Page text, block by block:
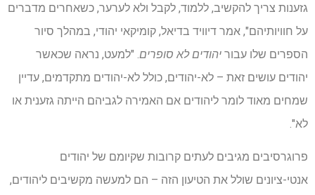
גזענות צריך להקשיב, ללמוד, לקבל ולא לערער, ​​כשאחרים מדברים
על חוויותיהם", אמר דיוויד בדיאל, קומיקאי יהודי, במהלך סיור
הספרים שלו עבור יהודים לא סופרים. "למעט, נראה שכאשר
יהודים עושים זאת – לא-יהודים, כולל לא-יהודים מתקדמים, עדיין
שמחים מאוד לומר ליהודים אם האמירה לגביהם הייתה גזענית או
לא".
פרוגרסיבים מגיבים לעתים קרובות שקיומם של יהודים
אנטי-ציונים שולל את הטיעון הזה – הם למעשה מקשיבים ליהודים,